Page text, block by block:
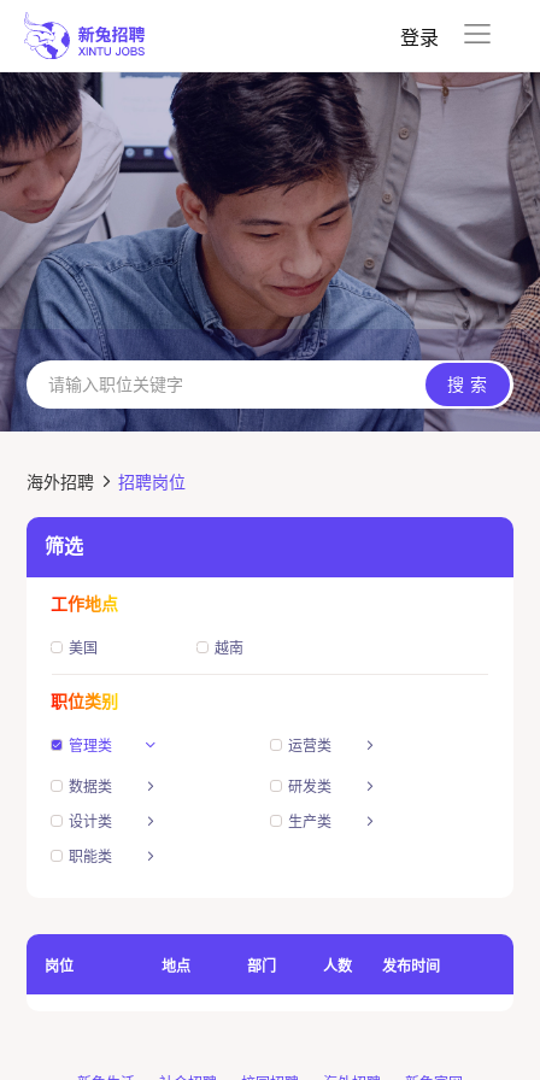
登录
搜 索
海外招聘 招聘岗位
筛选
工作地点
美国 越南
职位类别
管理类 运营类
数据类 研发类
设计类 生产类
职能类
岗位 地点 部门 人数 发布时间